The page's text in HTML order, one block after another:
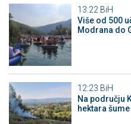
13:22 BiH
Više od 500
Modrana do
12:23 BiH
Na području
hektara šume